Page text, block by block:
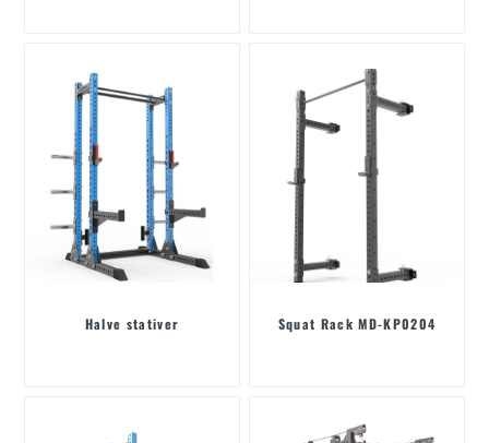
Halve stativer Squat Rack MD-KP0204